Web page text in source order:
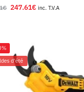
€ 247.61€ inc. T.V.A
d'été